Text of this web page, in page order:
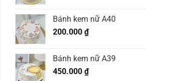
Bánh kem nữ A40
200.000 ₫
Bánh kem nữ A39
450.000 ₫